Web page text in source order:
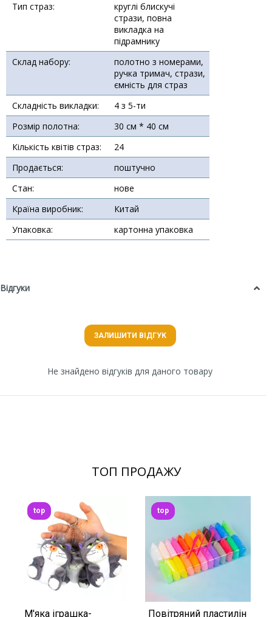
Тип страз:
круглі блискучі
стрази, повна
викладка на
підрамнику
Склад набору:
полотно з номерами,
ручка тримач, стрази,
ємність для страз
Складність викладки:
4 з 5-ти
Розмір полотна:
30 см * 40 см
Кількість квітів страз:
24
Продається:
поштучно
Стан:
нове
Країна виробник:
Китай
Упаковка:
картонна упаковка
Відгуки
ЗАЛИШИТИ ВІДГУК
Не знайдено відгуків для даного товару
ТОП ПРОДАЖУ
М'яка іграшка-
top
Повітряний пластилін
top